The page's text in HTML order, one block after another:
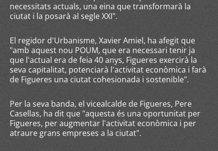
necessitats actuals, una eina que transformarà la
ciutat i la posarà al segle XXI".
El regidor d'Urbanisme, Xavier Amiel, ha afegit que
"amb aquest nou POUM, que era necessari tenir ja
que l'actual era de feia 40 anys, Figueres exercirà la
seva capitalitat, potenciarà l'activitat econòmica i farà
de Figueres una ciutat cohesionada i sostenible".
Per la seva banda, el vicealcalde de Figueres, Pere
Casellas, ha dit que "aquesta és una oportunitat per
Figueres, per augmentar l'activitat econòmica i per
atraure grans empreses a la ciutat".